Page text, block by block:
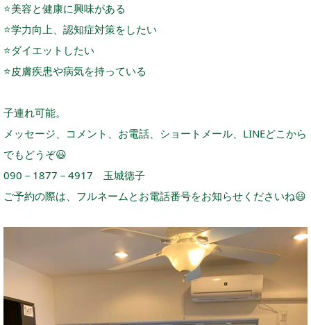
⭐美容と健康に興味がある
⭐️学力向上、認知症対策をしたい
⭐️ダイエットしたい
⭐️皮膚疾患や病気を持っている
子連れ可能。
メッセージ、コメント、お電話、ショートメール、LINEどこから
でもどうぞ😃
090－1877－4917 玉城徳子
ご予約の際は、フルネームとお電話番号をお知らせくださいね😃